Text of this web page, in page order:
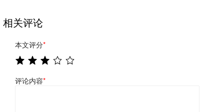
相关评论
本文评分*
评论内容*